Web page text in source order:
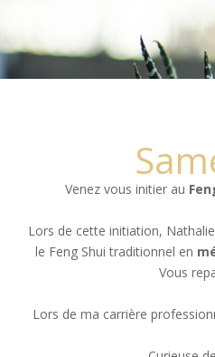
Venez vous initier au
Lors de cette initiation, Nathalie
le Feng Shui traditionnel en
Vous
Lors de ma carrière